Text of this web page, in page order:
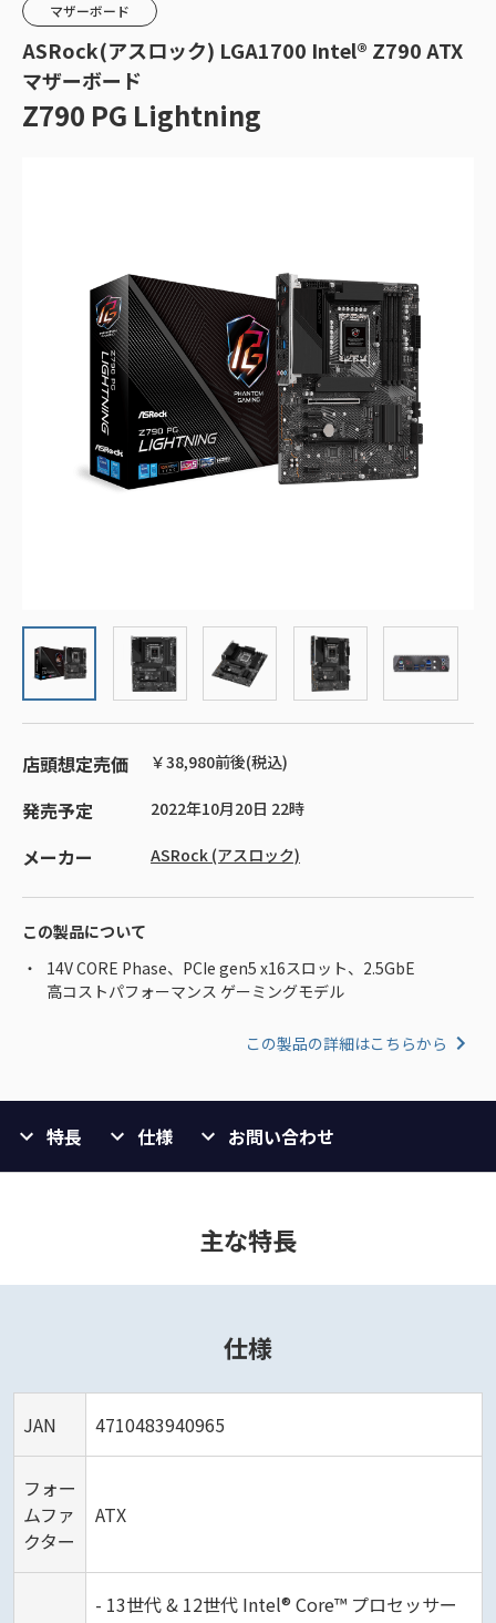
マザーボード
ASRock(アスロック) LGA1700 Intel® Z790 ATX
マザーボード
Z790 PG Lightning
店頭想定売価 ￥38,980前後(税込)
発売予定 2022年10月20日 22時
メーカー ASRock (アスロック)
この製品について
14V CORE Phase、PCIe gen5 x16スロット、2.5GbE
高コストパフォーマンス ゲーミングモデル
この製品の詳細はこちらから
特長 仕様 お問い合わせ
主な特長
仕様
JAN 4710483940965
フォー
ムファ
クター
ATX
- 13世代 & 12世代 Intel® Core™ プロセッサー